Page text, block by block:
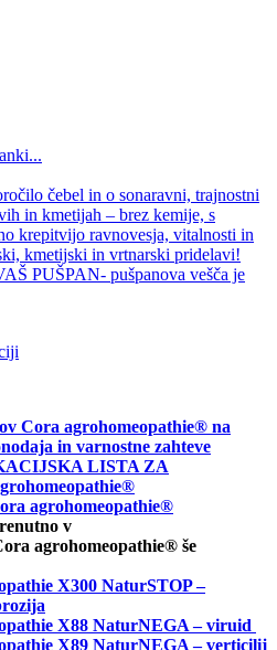
čebel in o sonaravni, trajnostni
in kmetijah – brez kemije, s
krepitvijo ravnovesja, vitalnosti in
kmetijski in vrtnarski pridelavi!
PUŠPAN- pušpanova vešča je
Cora agrohomeopathie® na
in varnostne zahteve
LISTA ZA
agrohomeopathie®
v
agrohomeopathie® še
X300 NaturSTOP –
X88 NaturNEGA – viruid
X89 NaturNEGA – verticilij